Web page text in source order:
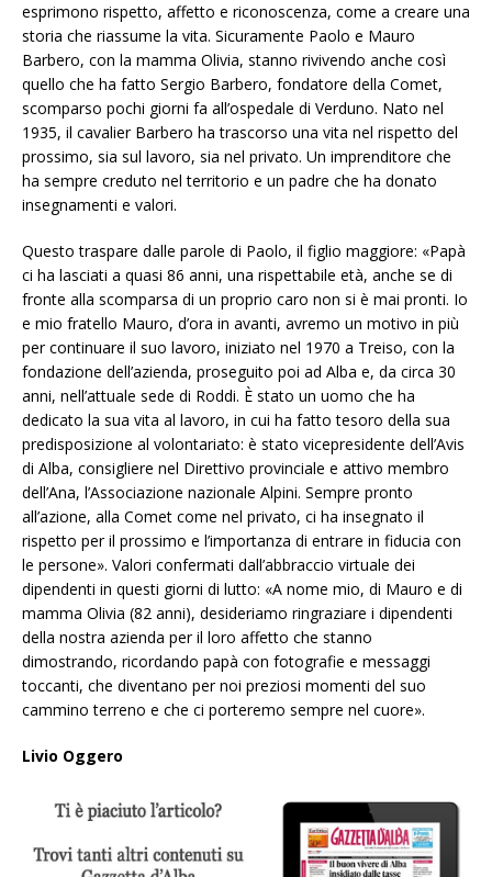
esprimono rispetto, affetto e riconoscenza, come a creare una
storia che riassume la vita. Sicuramente Paolo e Mauro
Barbero, con la mamma Olivia, stanno rivivendo anche così
quello che ha fatto Sergio Barbero, fondatore della Comet,
scomparso pochi giorni fa all’ospedale di Verduno. Nato nel
1935, il cavalier Barbero ha trascorso una vita nel rispetto del
prossimo, sia sul lavoro, sia nel privato. Un imprenditore che
ha sempre creduto nel territorio e un padre che ha donato
insegnamenti e valori.
Questo traspare dalle parole di Paolo, il figlio maggiore: «Papà
ci ha lasciati a quasi 86 anni, una rispettabile età, anche se di
fronte alla scomparsa di un proprio caro non si è mai pronti. Io
e mio fratello Mauro, d’ora in avanti, avremo un motivo in più
per continuare il suo lavoro, iniziato nel 1970 a Treiso, con la
fondazione dell’azienda, proseguito poi ad Alba e, da circa 30
anni, nell’attuale sede di Roddi. È stato un uomo che ha
dedicato la sua vita al lavoro, in cui ha fatto tesoro della sua
predisposizione al volontariato: è stato vicepresidente dell’Avis
di Alba, consigliere nel Direttivo provinciale e attivo membro
dell’Ana, l’Associazione nazionale Alpini. Sempre pronto
all’azione, alla Comet come nel privato, ci ha insegnato il
rispetto per il prossimo e l’importanza di entrare in fiducia con
le persone». Valori confermati dall’abbraccio virtuale dei
dipendenti in questi giorni di lutto: «A nome mio, di Mauro e di
mamma Olivia (82 anni), desideriamo ringraziare i dipendenti
della nostra azienda per il loro affetto che stanno
dimostrando, ricordando papà con fotografie e messaggi
toccanti, che diventano per noi preziosi momenti del suo
cammino terreno e che ci porteremo sempre nel cuore».
Livio Oggero